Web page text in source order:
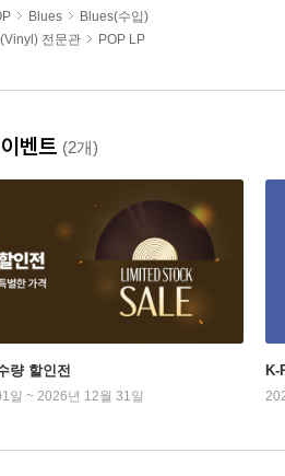
Blues
Blues(수입)
전문관 POP LP
벤트 (2개)
량 할인전
일 ~ 2026년 12월 31일
K-